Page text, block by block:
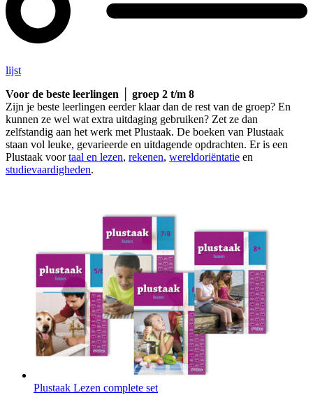
lijst
Voor de beste leerlingen │ groep 2 t/m 8
Zijn je beste leerlingen eerder klaar dan de rest van de groep? En
kunnen ze wel wat extra uitdaging gebruiken? Zet ze dan
zelfstandig aan het werk met Plustaak. De boeken van Plustaak
staan vol leuke, gevarieerde en uitdagende opdrachten. Er is een
Plustaak voortaal en lezen, rekenen, wereldoriëntatie en
studievaardigheden.
Plustaak Lezen complete set